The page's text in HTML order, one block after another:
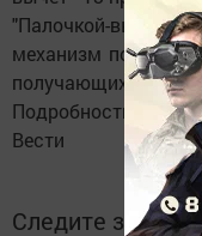
"Палочкой-
механизм
получающих
Подробности
Вести
Следите за